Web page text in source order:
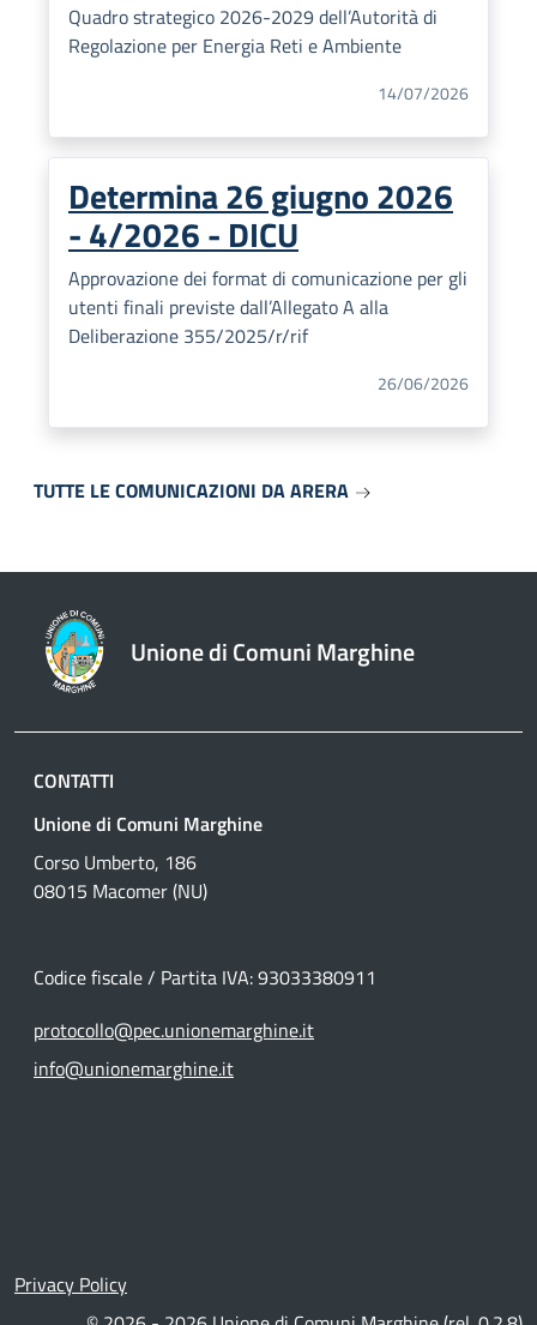
Quadro strategico 2026-2029 dell’Autorità di
Regolazione per Energia Reti e Ambiente
14/07/2026
Determina 26 giugno 2026
- 4/2026 - DICU
Approvazione dei format di comunicazione per gli
utenti finali previste dall’Allegato A alla
Deliberazione 355/2025/r/rif
26/06/2026
TUTTE LE COMUNICAZIONI DA ARERA
Unione di Comuni Marghine
CONTATTI
Unione di Comuni Marghine
Corso Umberto, 186
08015 Macomer (NU)
Codice fiscale / Partita IVA: 93033380911
protocollo@pec.unionemarghine.it
info@unionemarghine.it
Link Utili
Privacy Policy